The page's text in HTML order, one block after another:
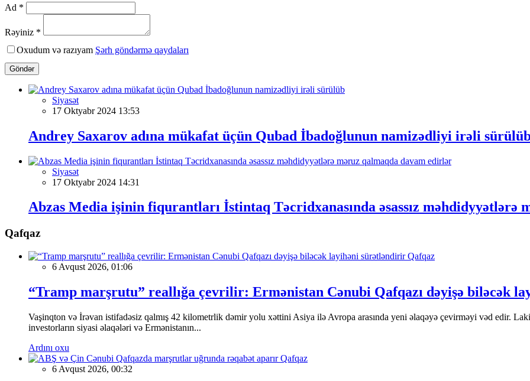
Ad *
Rəyiniz *
Oxudum və razıyam Şərh göndərmə qaydaları
Göndər
Siyasət
17 Oktyabr 2024 13:53
Andrey Saxarov adına mükafat üçün Qubad İbadoğlunun namizədliyi irəli
Siyasət
17 Oktyabr 2024 14:31
Abzas Media işinin fiqurantları İstintaq Təcridxanasında əsassız məhdidyyətlərə
Qafqaz
Qafqaz
6 Avqust 2026, 01:06
“Tramp marşrutu” reallığa çevrilir: Ermənistan Cənubi Qafqazı dəyişə biləcək
Vaşinqton və İrəvan istifadəsiz qalmış 42 kilometrlik dəmir yolu xəttini Asiya ilə Avropa arasında yeni əlaqəyə çevirməyi vəd edir.
investorların siyasi əlaqələri və Ermənistanın...
Ardını oxu
Qafqaz
6 Avqust 2026, 00:32